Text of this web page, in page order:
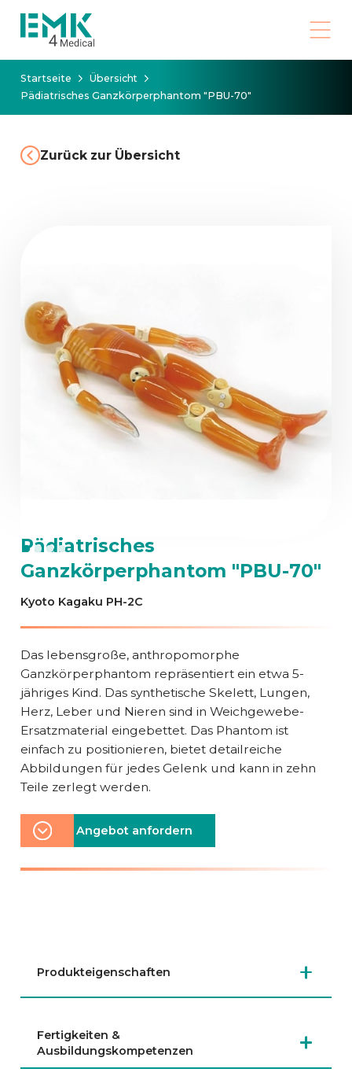
Startseite
Übersicht
Pädiatrisches Ganzkörperphantom "PBU-70"
Zurück zur Übersicht
Pädiatrisches
Ganzkörperphantom "PBU-70"
Kyoto Kagaku PH-2C
Das lebensgroße, anthropomorphe
Ganzkörperphantom repräsentiert ein etwa 5-
jähriges Kind. Das synthetische Skelett, Lungen,
Herz, Leber und Nieren sind in Weichgewebe-
Ersatzmaterial eingebettet. Das Phantom ist
einfach zu positionieren, bietet detailreiche
Abbildungen für jedes Gelenk und kann in zehn
Teile zerlegt werden.
Angebot anfordern
Produkteigenschaften
Fertigkeiten &
Ausbildungskompetenzen